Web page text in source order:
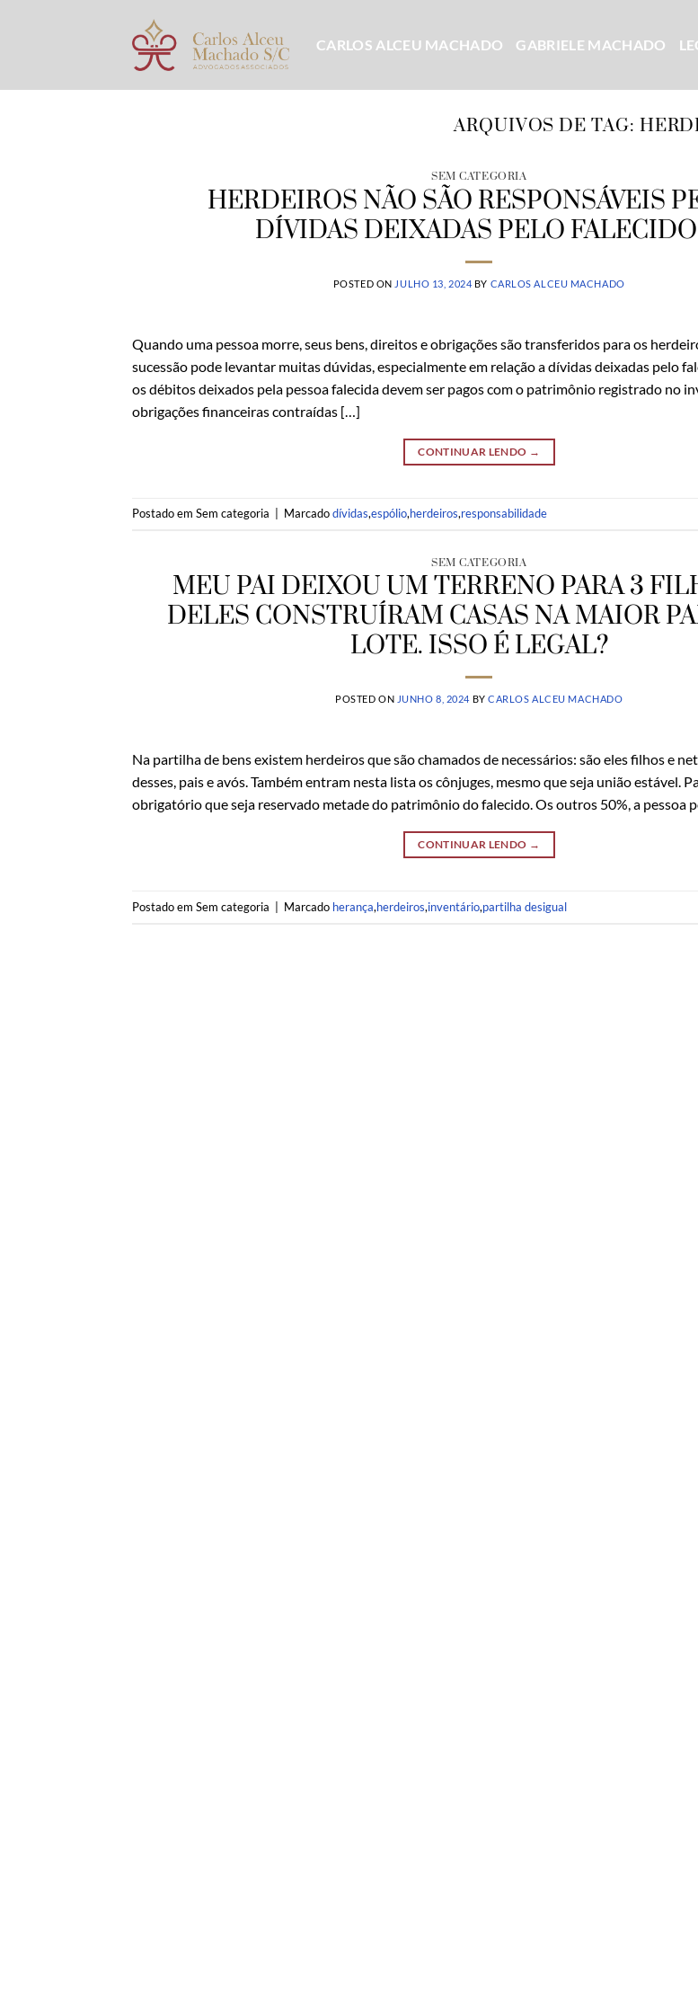
CARLOS ALCEU MACHADO GABRIELE MACHADO
ARQUIVOS DE TAG:
SEM CATEGORIA
HERDEIROS NÃO SÃO RESPONSÁVEIS
DÍVIDAS DEIXADAS PELO FALECIDO
POSTED ON JULHO 13, 2024 BY CARLOS ALCEU MACHADO
Quando uma pessoa morre, seus bens, direitos e obrigações são transferidos para os
sucessão pode levantar muitas dúvidas, especialmente em relação a dívidas deixadas pelo
os débitos deixados pela pessoa falecida devem ser pagos com o patrimônio registrado no
obrigações financeiras contraídas […]
CONTINUAR LENDO →
Postado em Sem categoria Marcadodívidas,espólio,herdeiros,responsabilidade
SEM CATEGORIA
MEU PAI DEIXOU UM TERRENO PARA 3
DELES CONSTRUÍRAM CASAS NA MAIOR
LOTE. ISSO É LEGAL?
POSTED ON JUNHO 8, 2024 BYCARLOS ALCEU MACHADO
Na partilha de bens existem herdeiros que são chamados de necessários: são eles filhos e
desses, pais e avós. Também entram nesta lista os cônjuges, mesmo que seja união estável.
obrigatório que seja reservado metade do patrimônio do falecido. Os outros 50%, a pessoa
CONTINUAR LENDO →
Postado em Sem categoria Marcado herança,herdeiros,inventário,partilha desigual